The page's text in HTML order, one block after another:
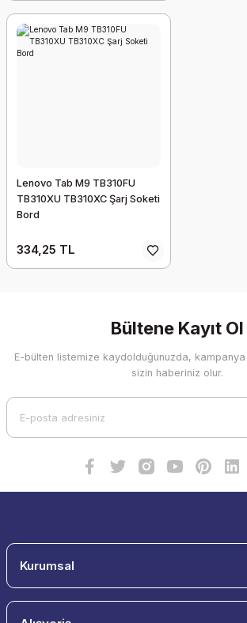
Lenovo Tab M9 TB310FU
TB310XU TB310XC Şarj Soketi
Bord
334,25 TL
Bültene Kayıt Ol
E-bülten listemize kaydolduğunuzda,
sizin haberiniz olur.
Kurumsal